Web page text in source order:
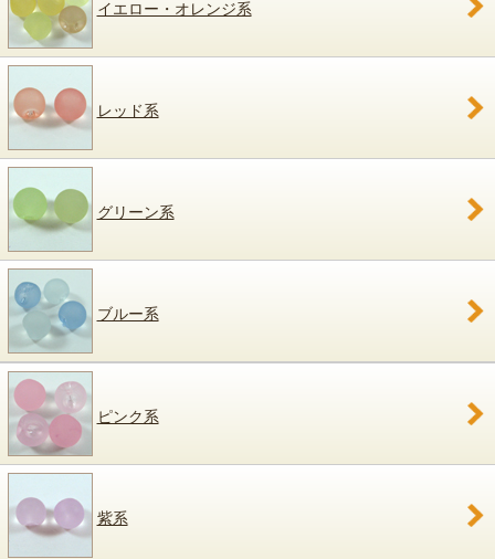
イエロー・オレンジ系
レッド系
グリーン系
ブルー系
ピンク系
紫系